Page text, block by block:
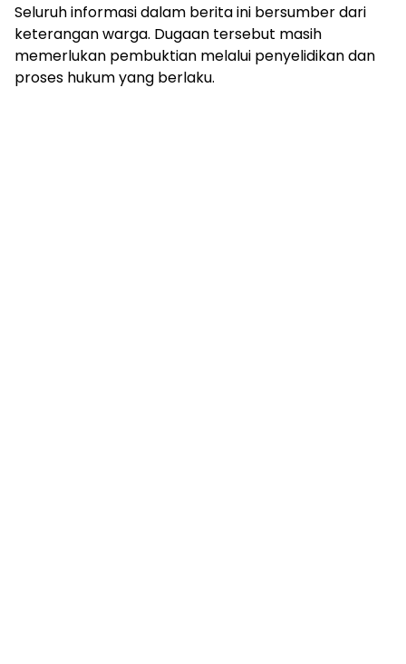
Seluruh informasi dalam berita ini bersumber dari
keterangan warga. Dugaan tersebut masih
memerlukan pembuktian melalui penyelidikan dan
proses hukum yang berlaku.